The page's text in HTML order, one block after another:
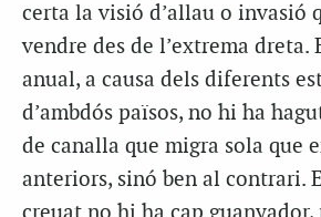
certa la visió d’allau o invasió
vendre des de l’extrema dreta.
anual, a causa dels diferents
d’ambdós països, no hi ha
de canalla que migra sola que
anteriors, sinó ben al contrari.